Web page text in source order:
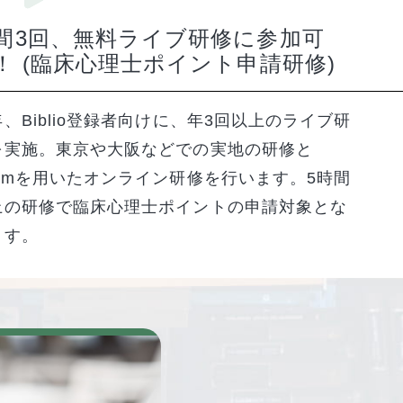
3回、無料ライブ研修に参加可
(臨床心理士ポイント申請研修)
、Biblio登録者向けに、年3回以上のライブ研
実施。東京や大阪などでの実地の研修と
を用いたオンライン研修を行います。5時間
の研修で臨床心理士ポイントの申請対象とな
。